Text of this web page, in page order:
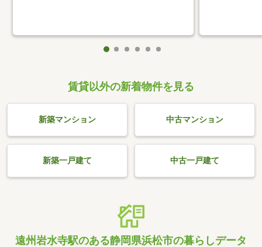
賃貸以外の新着物件を見る
新築マンション 中古マンション
新築一戸建て 中古一戸建て
遠州岩水寺駅のある静岡県浜松市の暮らしデータ